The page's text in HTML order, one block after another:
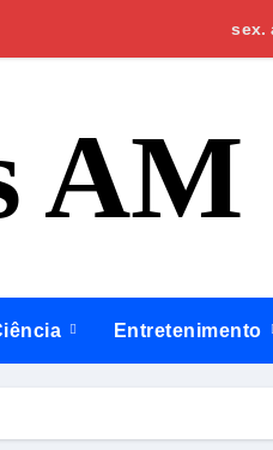
acerta Mega-Sena; sex.
AM
Entretenimento